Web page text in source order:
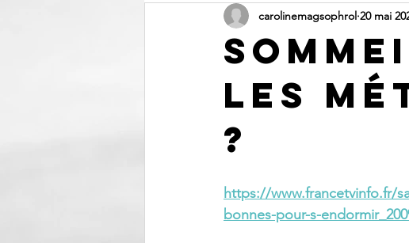
les
?
carolinemagsophrol 20 mai
https://www.francetvinfo.fr/
bonnes-pour-s-